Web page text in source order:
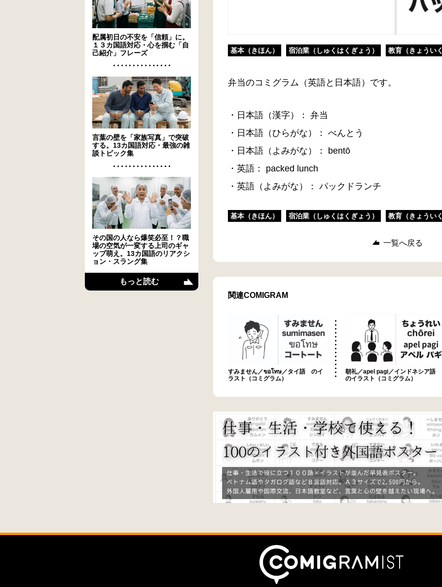
基本（きほん） 宿泊業（しゅくはくぎょう） 教育（きょうい
弁当のコミグラム（英語と日本語）です。
・日本語（漢字）： 弁当
・日本語（ひらがな）： べんとう
・日本語（よみがな）： bentō
・英語： packed lunch
・英語（よみがな）： パックドランチ
基本（きほん） 宿泊業（しゅくはくぎょう） 教育（きょうい
一覧へ戻る
関連COMIGRAM
すみません／ขอโทษ／タイ語 のイ
ラスト（コミグラム）
朝礼／apel pagi／インドネシア語
のイラスト（コミグラム）
配属初日の不安を「信頼」に。
１３カ国語対応・心を掴む「自
己紹介」フレーズ
言葉の壁を「家族写真」で突破
する。13カ国語対応・最強の雑
談トピック集
その国の人なら爆笑必至！？職
場の空気が一変する上司のギャ
ップ萌え。13カ国語のリアクシ
ョン・スラング集
もっと読む